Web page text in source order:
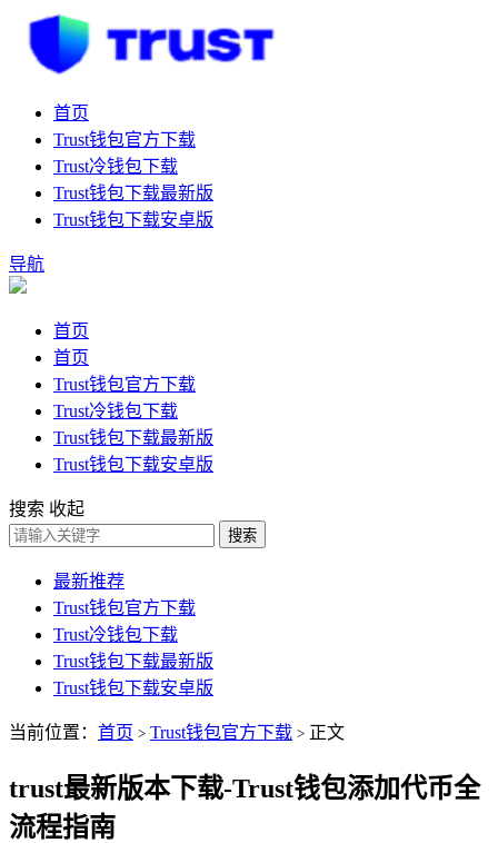
首页
Trust钱包官方下载
Trust冷钱包下载
Trust钱包下载最新版
Trust钱包下载安卓版
导航
首页
首页
Trust钱包官方下载
Trust冷钱包下载
Trust钱包下载最新版
Trust钱包下载安卓版
搜索 收起
搜索
最新推荐
Trust钱包官方下载
Trust冷钱包下载
Trust钱包下载最新版
Trust钱包下载安卓版
当前位置： 首页 > Trust钱包官方下载 > 正文
trust最新版本下载-Trust钱包添加代币全
流程指南